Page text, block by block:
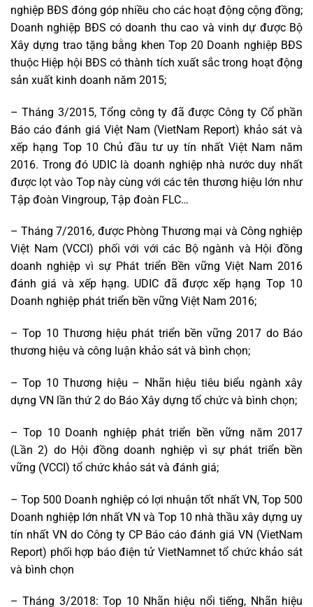
nghiệp BĐS đóng góp nhiều cho các hoạt động cộng đồng;
Doanh nghiệp BĐS có doanh thu cao và vinh dự được Bộ
Xây dựng trao tặng bằng khen Top 20 Doanh nghiệp BĐS
thuộc Hiệp hội BĐS có thành tích xuất sắc trong hoạt động
sản xuất kinh doanh năm 2015;
– Tháng 3/2015, Tổng công ty đã được Công ty Cổ phần
Báo cáo đánh giá Việt Nam (VietNam Report) khảo sát và
xếp hạng Top 10 Chủ đầu tư uy tín nhất Việt Nam năm
2016. Trong đó UDIC là doanh nghiệp nhà nước duy nhất
được lọt vào Top này cùng với các tên thương hiệu lớn như
Tập đoàn Vingroup, Tập đoàn FLC…
– Tháng 7/2016, được Phòng Thương mại và Công nghiệp
Việt Nam (VCCI) phối với với các Bộ ngành và Hội đồng
doanh nghiệp vì sự Phát triển Bền vững Việt Nam 2016
đánh giá và xếp hạng. UDIC đã được xếp hạng Top 10
Doanh nghiệp phát triển bền vững Việt Nam 2016;
– Top 10 Thương hiệu phát triển bền vững 2017 do Báo
thương hiệu và công luận khảo sát và bình chọn;
– Top 10 Thương hiệu – Nhãn hiệu tiêu biểu ngành xây
dựng VN lần thứ 2 do Báo Xây dựng tổ chức và bình chọn;
– Top 10 Doanh nghiệp phát triển bền vững năm 2017
(Lần 2) do Hội đồng doanh nghiệp vì sự phát triển bền
vững (VCCI) tổ chức khảo sát và đánh giá;
– Top 500 Doanh nghiệp có lợi nhuận tốt nhất VN, Top 500
Doanh nghiệp lớn nhất VN và Top 10 nhà thầu xây dựng uy
tín nhất VN do Công ty CP Báo cáo đánh giá VN (VietNam
Report) phối hợp báo điện tử VietNamnet tổ chức khảo sát
và bình chọn
– Tháng 3/2018: Top 10 Nhãn hiệu nổi tiếng, Nhãn hiệu